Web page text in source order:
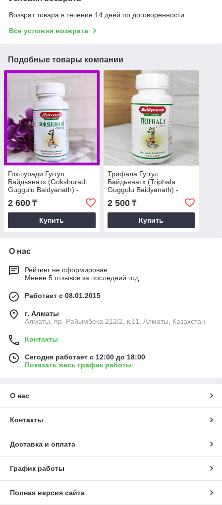
Возврат товара в течение 14 дней по договоренности
Все условия возврата
Подобные товары компании
Гокшуради Гуггул
Байдьянатх (Gokshuradi
Guggulu Baidyanath) -
здоровье почек, подагра,
камни в почках, 80 таб
2 600 ₸
Купить
Трифала Гуггул
Байдьянатх (Triphala
Guggulu Baidyanath) -
очищение организма для
здоровья и красоты, 80
таб
2 500₸
Купить
О нас
Рейтинг не сформирован
Менее 5 отзывов за последний год
Работает с 08.01.2015
г. Алматы
Алматы, пр. Райымбека 212/2, к.11, Алматы, Казахстан
Контакты
Сегодня работает с 12:00 до 18:00
Показать весь график работы
О нас
Контакты
Доставка и оплата
График работы
Полная версия сайта